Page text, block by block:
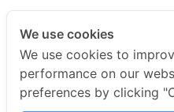
AAS Bentley
AAS Bentley Marketing
12:47 pm
We use cookies
We use cookies to
performance on our
preferences by clicking